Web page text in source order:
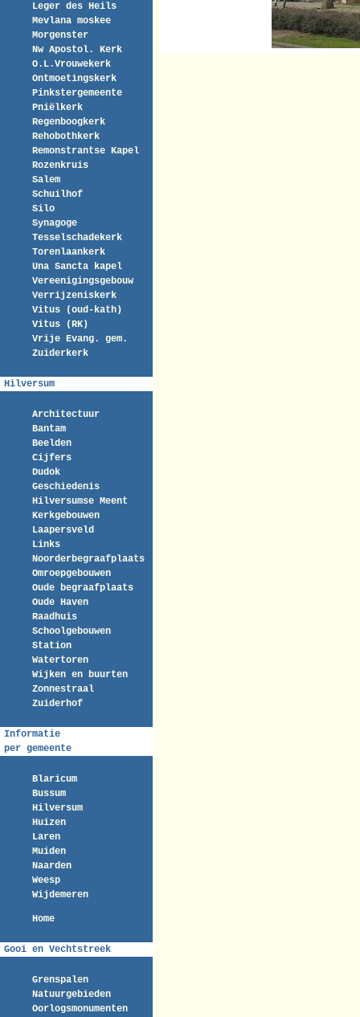
Leger des Heils
Mevlana moskee
Morgenster
Nw Apostol. Kerk
O.L.Vrouwekerk
Ontmoetingskerk
Pinkstergemeente
Pniëlkerk
Regenboogkerk
Rehobothkerk
Remonstrantse Kapel
Rozenkruis
Salem
Schuilhof
Silo
Synagoge
Tesselschadekerk
Torenlaankerk
Una Sancta kapel
Vereenigingsgebouw
Verrijzeniskerk
Vitus (oud-kath)
Vitus (RK)
Vrije Evang. gem.
Zuiderkerk
Hilversum
Architectuur
Bantam
Beelden
Cijfers
Dudok
Geschiedenis
Hilversumse Meent
Kerkgebouwen
Laapersveld
Links
Noorderbegraafplaats
Omroepgebouwen
Oude begraafplaats
Oude Haven
Raadhuis
Schoolgebouwen
Station
Watertoren
Wijken en buurten
Zonnestraal
Zuiderhof
Informatie
per gemeente
Blaricum
Bussum
Hilversum
Huizen
Laren
Muiden
Naarden
Weesp
Wijdemeren
Home
Gooi en Vechtstreek
Grenspalen
Natuurgebieden
Oorlogsmonumenten